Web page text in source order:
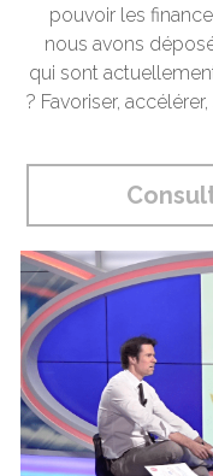
pouvoir les
nous avons
qui sont
? Favoriser,